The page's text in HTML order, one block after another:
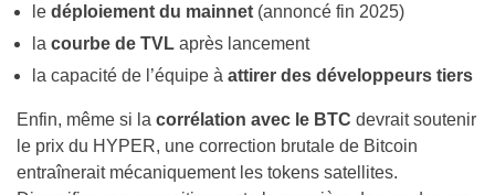
le déploiement du mainnet (annoncé fin 2025)
la courbe de TVL après lancement
la capacité de l’équipe à attirer des développeurs tiers
Enfin, même si la corrélation avec le BTC devrait soutenir
le prix du HYPER, une correction brutale de Bitcoin
entraînerait mécaniquement les tokens satellites.